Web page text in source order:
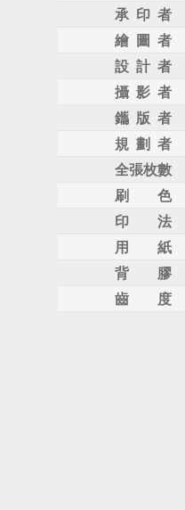
承 印 者
繪 圖 者
設 計 者
攝 影 者
鑴 版 者
規 劃 者
全張枚數
刷 色
印 法
用 紙
背 膠
齒 度